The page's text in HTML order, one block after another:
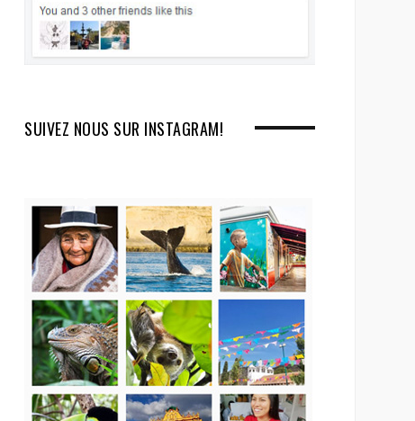
SUIVEZ NOUS SUR INSTAGRAM!